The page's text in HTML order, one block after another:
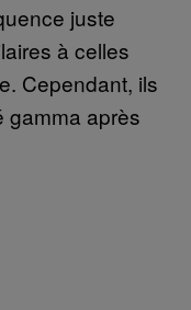
juste
à celles
Cependant, ils
gamma après